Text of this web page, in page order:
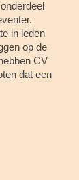
in leden
op de
CV
dat een